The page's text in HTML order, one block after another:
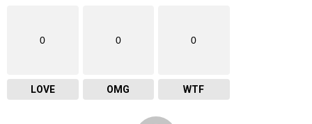
0
LOVE
0
OMG
0
WTF